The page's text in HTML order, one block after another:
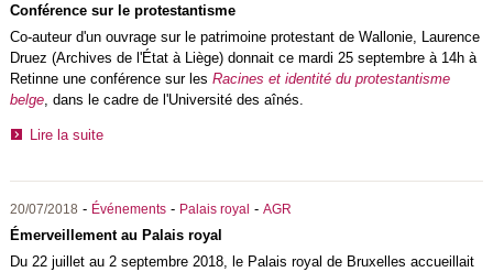
Conférence sur le protestantisme
Co-auteur d'un ouvrage sur le patrimoine protestant de Wallonie, Laurence
Druez (Archives de l'État à Liège) donnait ce mardi 25 septembre à 14h à
Retinne une conférence sur les Racines et identité du protestantisme
belge, dans le cadre de l'Université des aînés.
Lire la suite
20/07/2018 - Événements- Palais royal - AGR
Émerveillement au Palais royal
Du 22 juillet au 2 septembre 2018, le Palais royal de Bruxelles accueillait